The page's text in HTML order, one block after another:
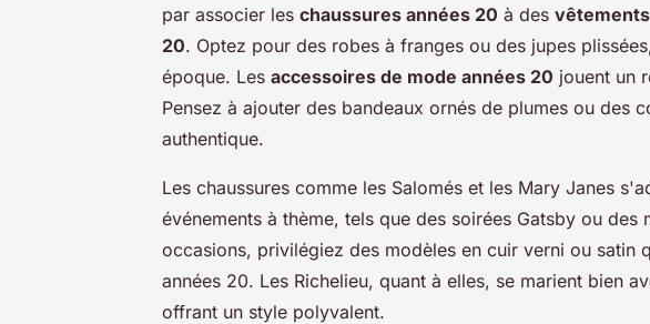
par associer les chaussures années 20 à des
20. Optez pour des robes à franges ou des jupes
époque. Les accessoires de mode années 20 jouent un
Pensez à ajouter des bandeaux ornés de plumes ou des
authentique.
Les chaussures comme les Salomés et les Mary Janes
événements à thème, tels que des soirées Gatsby ou des
occasions, privilégiez des modèles en cuir verni ou satin
années 20. Les Richelieu, quant à elles, se marient bien
offrant un style polyvalent.